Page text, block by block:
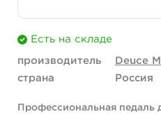
Есть на складе
производитель
Deuce
страна
Россия
Профессиональная педаль